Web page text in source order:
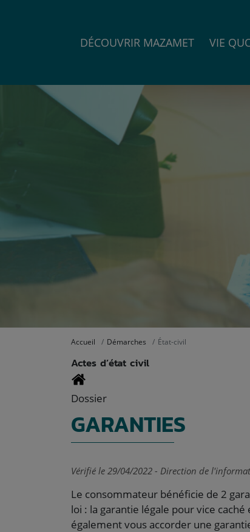
DÉCOUVRIR MAZAMET VIE
Accueil Démarches État-civil
Actes d’état civil
Dossier
GARANTIES
Vérifié le 29/04/2022 - Direction de
Le consommateur bénéficie de 2
loi : la garantie légale pour vice
également vous accorder une